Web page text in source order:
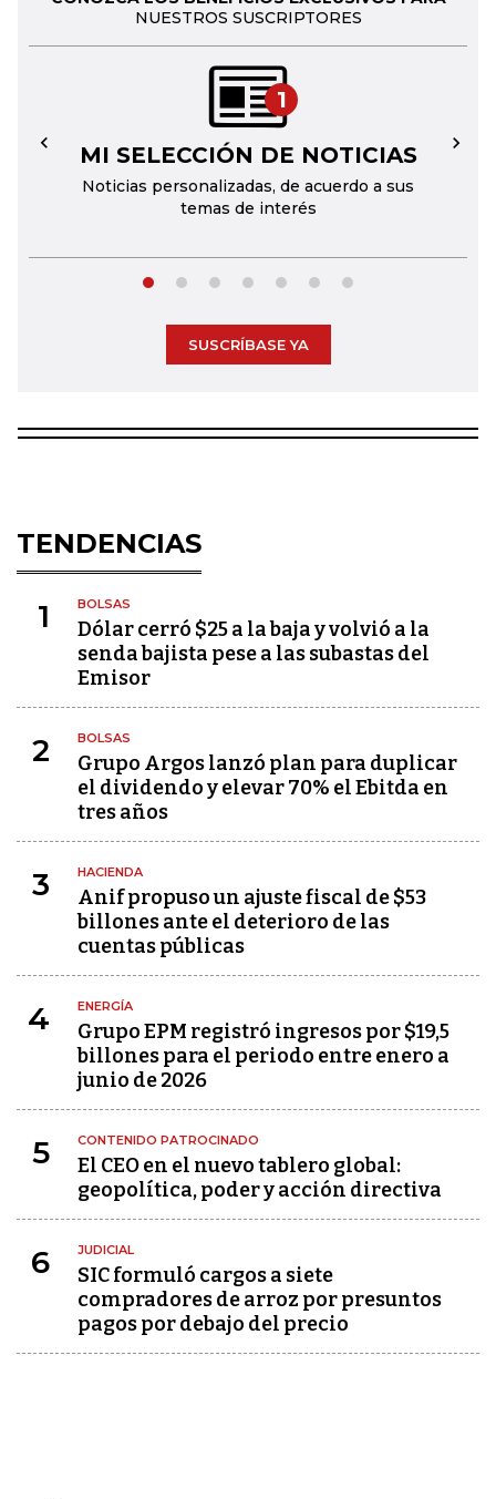
NUESTROS SUSCRIPTORES
1
MI SELECCIÓN DE NOTICIAS
Noticias personalizadas, de acuerdo a sus
temas de interés
← →
SUSCRÍBASE YA
TENDENCIAS
1 BOLSAS
Dólar cerró $25 a la baja y volvió a la
senda bajista pese a las subastas del
Emisor
2 BOLSAS
Grupo Argos lanzó plan para duplicar
el dividendo y elevar 70% el Ebitda en
tres años
3 HACIENDA
Anif propuso un ajuste fiscal de $53
billones ante el deterioro de las
cuentas públicas
4 ENERGÍA
Grupo EPM registró ingresos por $19,5
billones para el periodo entre enero a
junio de 2026
5 CONTENIDO PATROCINADO
El CEO en el nuevo tablero global:
geopolítica, poder y acción directiva
6 JUDICIAL
SIC formuló cargos a siete
compradores de arroz por presuntos
pagos por debajo del precio